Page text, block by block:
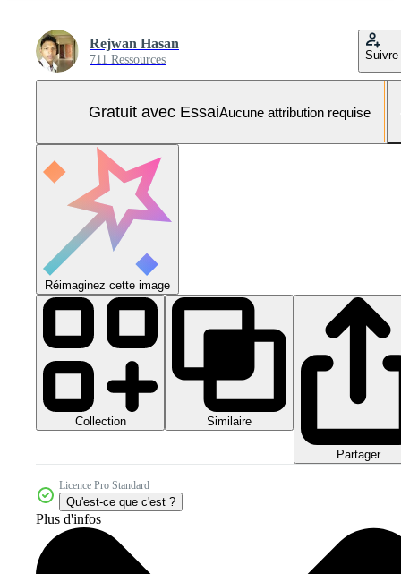
Rejwan Hasan
711 Ressources Suivre
Gratuit avec EssaiAucune attribution requise
Réimaginez cette image
Collection Similaire
Partager
Licence Pro Standard
Qu'est-ce que c'est ?
Plus d'infos